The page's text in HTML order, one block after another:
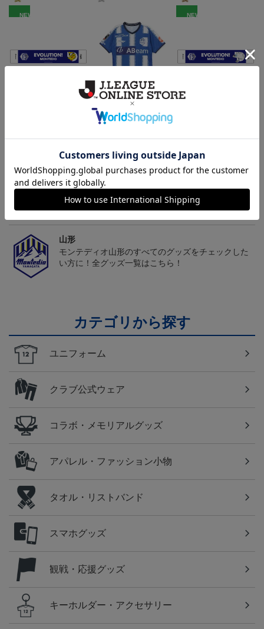
NEW
26/27オーセンティックユ
ニフォーム半袖（FP1st）
18,700円～23,760円
NEW
トピックス
山形
チームマスコット「ディーオ」グッズは、サポータ
ーやファン必見！
山形
モンテディオ山形のすべてのグッズをチェックした
い方に！全グッズ一覧はこちら！
カテゴリから探す
ユニフォーム
クラブ公式ウェア
コラボ・メモリアルグッズ
アパレル・ファッション小物
タオル・リストバンド
スマホグッズ
観戦・応援グッズ
キーホルダー・アクセサリー